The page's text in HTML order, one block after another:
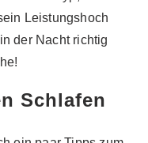
Leistungshoch
der Nacht richtig
Schlafen